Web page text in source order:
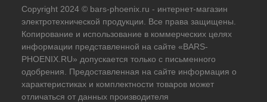
Copyright 2024 © bars-phoenix.ru - интернет-магазин
электротехнической продукции. Все права защищены.
Копирование и использование в коммерческих целях
информации представленной на сайте «BARS-
PHOENIX.RU» допускается только с письменного
одобрения. Предоставленная на сайте информация о
характеристиках и комплектности товаров может
отличаться от данных производителя